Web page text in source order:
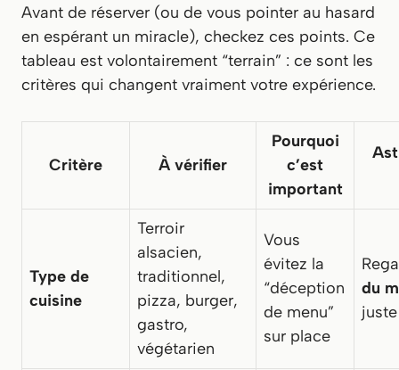
Avant de réserver (ou de vous pointer au hasard
en espérant un miracle), checkez ces points. Ce
tableau est volontairement “terrain” : ce sont les
critères qui changent vraiment votre expérience.
Critère À vérifier
Pourquoi
c’est
important
Type de
cuisine
Terroir
alsacien,
traditionnel,
pizza, burger,
gastro,
végétarien
Vous
évitez la
“déception
de menu”
sur place
du